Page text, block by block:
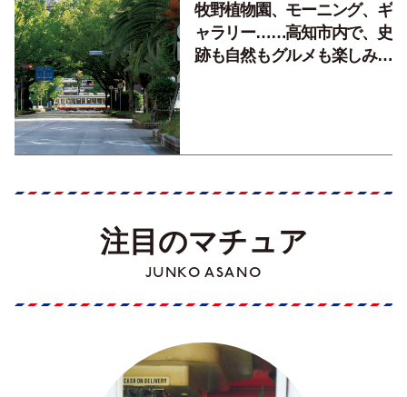
牧野植物園、モーニング、ギ
ャラリー……高知市内で、史
跡も自然もグルメも楽しみ尽
注目のマチュア
JUNKO ASANO